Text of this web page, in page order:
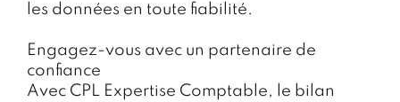
les données en toute fiabilité.
Engagez-vous avec un partenaire de
confiance
Avec CPL Expertise Comptable, le bilan